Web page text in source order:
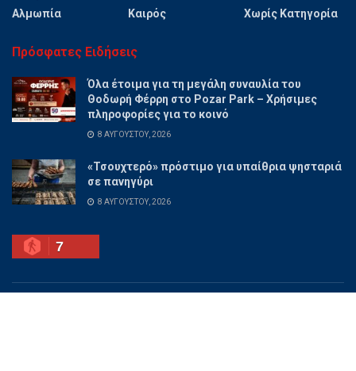
Αλμωπία
Καιρός
Χωρίς Κατηγορία
Πρόσφατες Ειδήσεις
Όλα έτοιμα για τη μεγάλη συναυλία του
Θοδωρή Φέρρη στο Pozar Park – Χρήσιμες
πληροφορίες για το κοινό
8 ΑΥΓΟΎΣΤΟΥ, 2026
«Τσουχτερό» πρόστιμο για υπαίθρια ψησταριά
σε πανηγύρι
8 ΑΥΓΟΎΣΤΟΥ, 2026
7